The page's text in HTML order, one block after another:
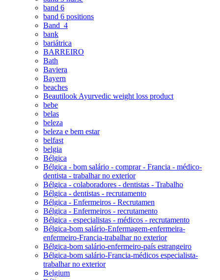
band 6
band 6 positions
Band_4
bank
bariátrica
BARREIRO
Bath
Baviera
Bayern
beaches
Beautilook Ayurvedic weight loss product
bebe
belas
beleza
beleza e bem estar
belfast
belgia
Bélgica
Bélgica - bom salário - comprar - Francia - médico-
dentista - trabalhar no exterior
Bélgica - colaboradores - dentistas - Trabalho
Bélgica - dentistas - recrutamento
Bélgica - Enfermeiros - Recrutamen
Bélgica - Enfermeiros - recrutamento
Bélgica - especialistas - médicos - recrutamento
Bélgica-bom salário-Enfermagem-enfermeira-
enfermeiro-Francia-trabalhar no exterior
Bélgica-bom salário-enfermeiro-país estrangeiro
Bélgica-bom salário-Francia-médicos especialista-
trabalhar no exterior
Belgium